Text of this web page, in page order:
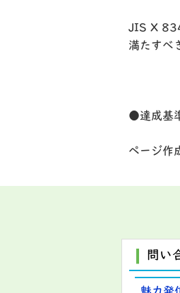
JIS X
満たすべ
●達成基
ページ作
問い